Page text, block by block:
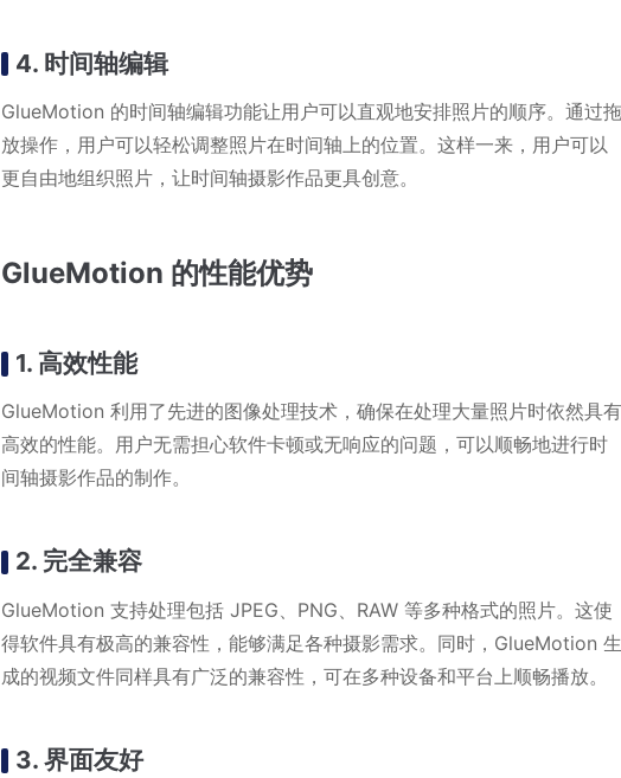
4. 时间轴编辑
GlueMotion 的时间轴编辑功能让用户可以直观地安排照片的顺序。通过
放操作，用户可以轻松调整照片在时间轴上的位置。这样一来，用户可以
更自由地组织照片，让时间轴摄影作品更具创意。
GlueMotion 的性能优势
1. 高效性能
GlueMotion 利用了先进的图像处理技术，确保在处理大量照片时依然具
高效的性能。用户无需担心软件卡顿或无响应的问题，可以顺畅地进行时
间轴摄影作品的制作。
2. 完全兼容
GlueMotion 支持处理包括 JPEG、PNG、RAW 等多种格式的照片。这使
得软件具有极高的兼容性，能够满足各种摄影需求。同时，GlueMotion
成的视频文件同样具有广泛的兼容性，可在多种设备和平台上顺畅播放。
3. 界面友好